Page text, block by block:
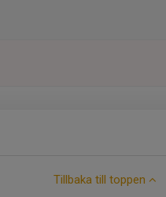
Tillbaka till toppen